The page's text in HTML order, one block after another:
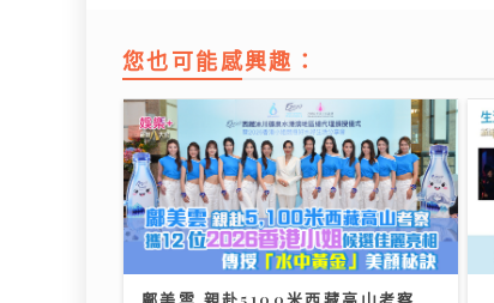
您也可能感興趣：
鄺美雲 親赴5100米西藏高山考察